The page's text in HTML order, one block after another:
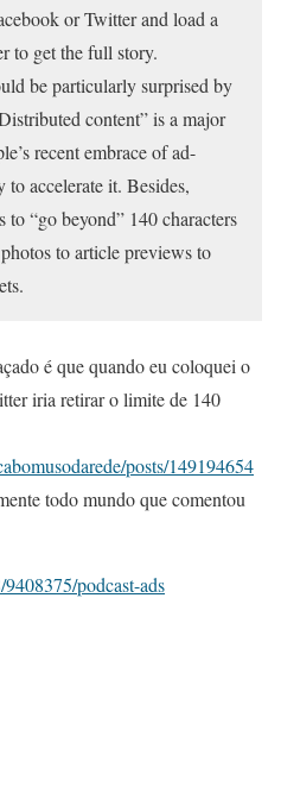
or Twitter and load a
to get the full story.
be particularly surprised by
content” is a major
recent embrace of ad-
accelerate it. Besides,
“go beyond” 140 characters
to article previews to
é que quando eu coloquei o
iria retirar o limite de 140
posts/149194654
todo mundo que comentou
podcast-ads